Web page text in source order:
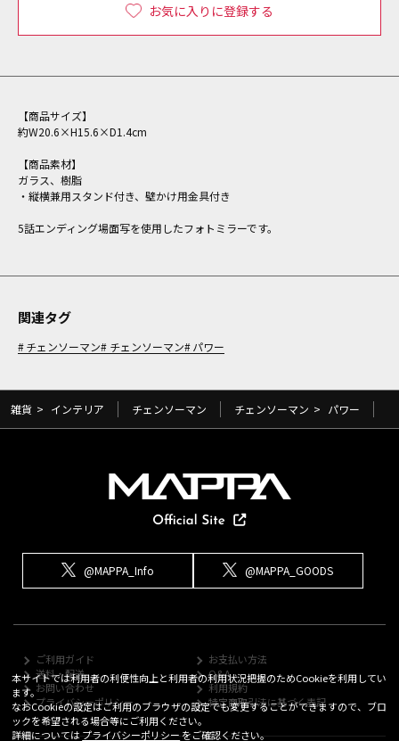
お気に入りに登録する
【商品サイズ】
約W20.6×H15.6×D1.4cm
【商品素材】
ガラス、樹脂
・縦横兼用スタンド付き、壁かけ用金具付き
5話エンディング場面写を使用したフォトミラーです。
関連タグ
チェンソーマン チェンソーマン パワー
雑貨 > インテリア チェンソーマン チェンソーマン > パワー
@MAPPA_Info @MAPPA_GOODS
ご利用ガイド
お支払い方法
送料・配送
Q&A
お問い合わせ
利用規約
プライバシーポリシー
特定商取引法に基づく表記
本サイトでは利用者の利便性向上と利用者の利用状況把握のためCookieを利用してい
ます。
なおCookieの設定はご利用のブラウザの設定でも変更することができますので、ブロ
ックを希望される場合等にご利用ください。
詳細についてはプライバシーポリシーをご確認ください。